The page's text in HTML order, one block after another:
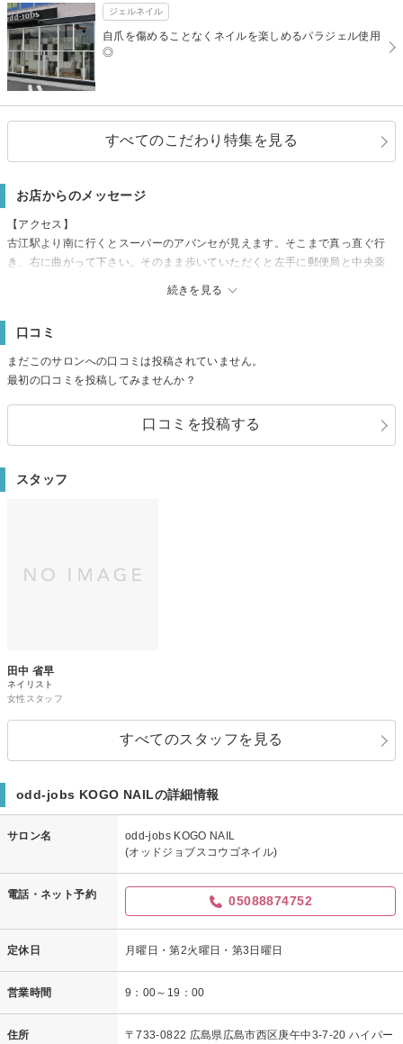
ジェルネイル
自爪を傷めることなくネイルを楽しめるパラジェル使用
◎
すべてのこだわり特集を見る
お店からのメッセージ
続きを見る
【アクセス】
古江駅より南に行くとスーパーのアバンセが見えます。そこまで真っ直ぐ行
き、右に曲がって下さい。そのまま歩いていただくと左手に郵便局と中央薬
有
【その他】
ご予約は現在お電話のみでの受付となっております。
口コミ
まだこのサロンへの口コミは投稿されていません。
最初の口コミを投稿してみませんか？
口コミを投稿する
スタッフ
田中 省早
ネイリスト
女性スタッフ
すべてのスタッフを見る
odd-jobs KOGO NAILの詳細情報
サロン名
odd-jobs KOGO NAIL
(オッドジョブスコウゴネイル)
電話・ネット予約 05088874752
定休日 月曜日・第2火曜日・第3日曜日
営業時間 9：00～19：00
住所
〒733-0822 広島県広島市西区庚午中3-7-20 ハイパー